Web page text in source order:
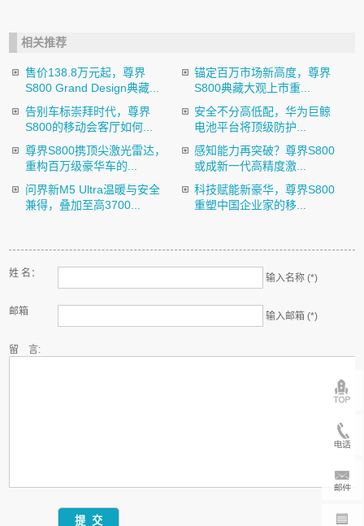
相关推荐
售价138.8万元起，尊界
S800 Grand Design典藏...
锚定百万市场新高度，尊界
S800典藏大观上市重...
告别车标崇拜时代，尊界
S800的移动会客厅如何...
安全不分高低配，华为巨鲸
电池平台将顶级防护...
尊界S800携顶尖激光雷达，
重构百万级豪华车的...
感知能力再突破？尊界S800
或成新一代高精度激...
问界新M5 Ultra温暖与安全
兼得，叠加至高3700...
科技赋能新豪华，尊界S800
重塑中国企业家的移...
姓 名： 输入名称 (*)
邮箱 输入邮箱 (*)
留 言: